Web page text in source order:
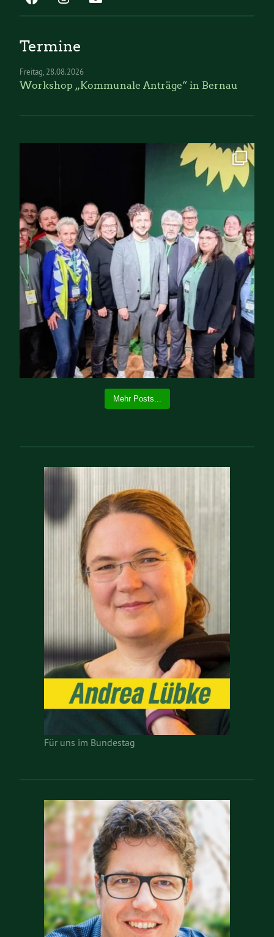
Termine
Freitag 28.08.2026
Workshop „Kommunale Anträge“ in Bernau
Mehr Posts...
Für uns im Bundestag